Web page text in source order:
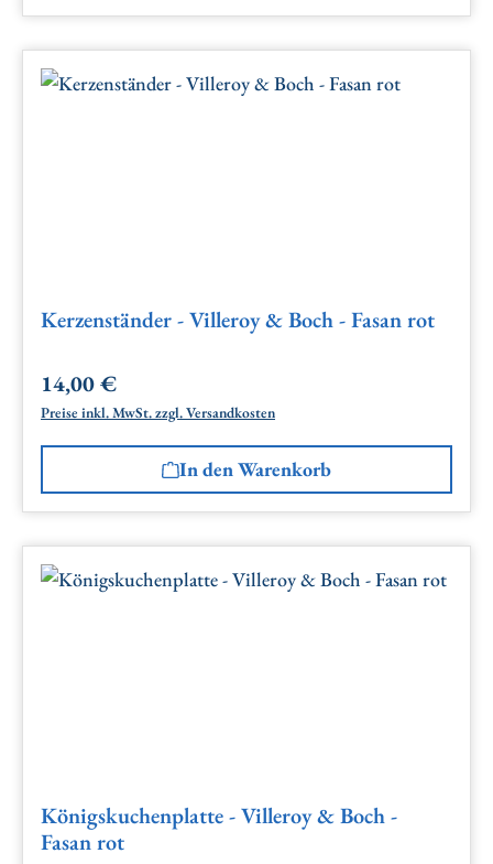
Kerzenständer - Villeroy & Boch - Fasan rot
Regulärer Preis:
14,00 €
Preise inkl. MwSt. zzgl. Versandkosten
In den Warenkorb
Königskuchenplatte - Villeroy & Boch -
Fasan rot